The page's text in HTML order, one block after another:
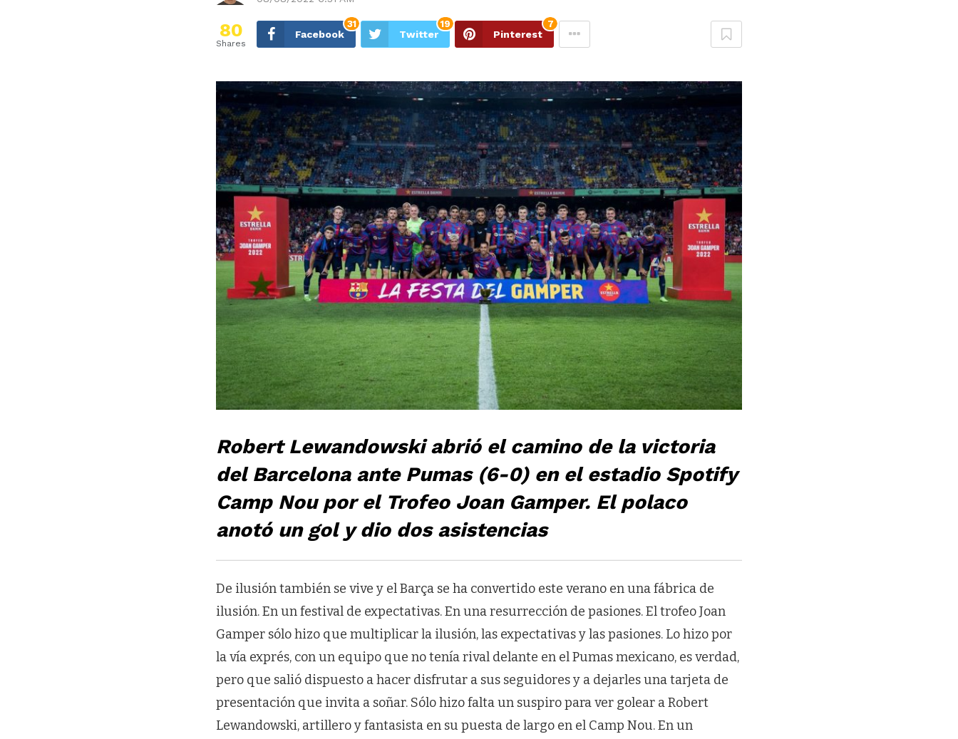
80
Shares
Facebook
31
Twitter
19
Pinterest
7
Robert Lewandowski abrió el camino de la victoria
del Barcelona ante Pumas (6-0) en el estadio Spotify
Camp Nou por el Trofeo Joan Gamper. El polaco
anotó un gol y dio dos asistencias
De ilusión también se vive y el Barça se ha convertido este verano en una fábrica de
ilusión. En un festival de expectativas. En una resurrección de pasiones. El trofeo Joan
Gamper sólo hizo que multiplicar la ilusión, las expectativas y las pasiones. Lo hizo por
la vía exprés, con un equipo que no tenía rival delante en el Pumas mexicano, es verdad,
pero que salió dispuesto a hacer disfrutar a sus seguidores y a dejarles una tarjeta de
presentación que invita a soñar. Sólo hizo falta un suspiro para ver golear a Robert
Lewandowski, artillero y fantasista en su puesta de largo en el Camp Nou. En un